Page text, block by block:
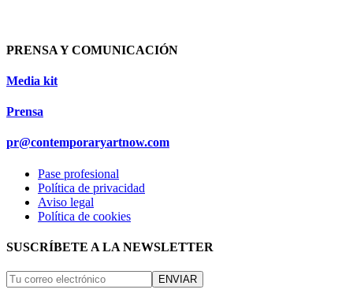
PRENSA Y COMUNICACIÓN
Media kit
Prensa
pr@contemporaryartnow.com
Pase profesional
Política de privacidad
Aviso legal
Política de cookies
SUSCRÍBETE A LA NEWSLETTER
ENVIAR